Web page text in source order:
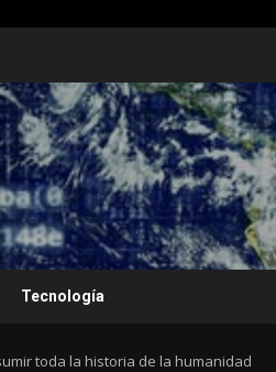
Tecnología
toda la historia de la humanidad